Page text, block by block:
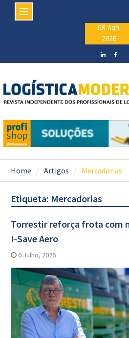
06 Ago,
2026
Home Artigos Mercadorias
Etiqueta: Mercadorias
Torrestir reforça frota com
I-Save Aero
6 Julho, 2026